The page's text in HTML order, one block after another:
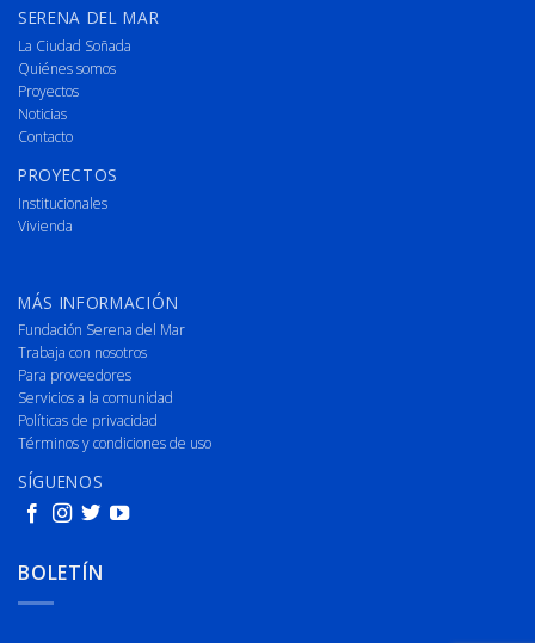
SERENA DEL MAR
La Ciudad Soñada
Quiénes somos
Proyectos
Noticias
Contacto
PROYECTOS
Institucionales
Vivienda
MÁS INFORMACIÓN
Fundación Serena del Mar
Trabaja con nosotros
Para proveedores
Servicios a la comunidad
Políticas de privacidad
Términos y condiciones de uso
SÍGUENOS
BOLETÍN